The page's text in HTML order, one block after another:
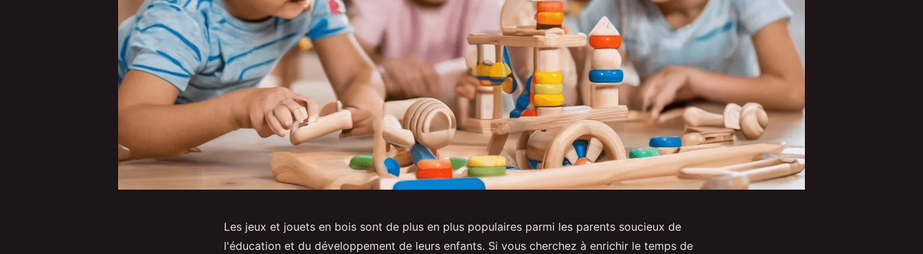
Les jeux et jouets en bois sont de plus en plus populaires parmi les parents soucieux de
l'éducation et du développement de leurs enfants. Si vous cherchez à enrichir le temps de